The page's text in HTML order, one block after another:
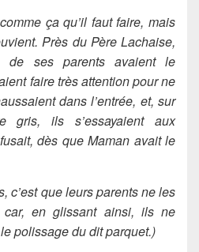
ça qu’il faut faire, mais
Près du Père Lachaise,
de ses parents avaient le
faire très attention pour ne
dans l’entrée, et, sur
gris, ils s’essayaient aux
dès que Maman avait le
c’est que leurs parents ne les
car, en glissant ainsi, ils ne
polissage du dit parquet.)